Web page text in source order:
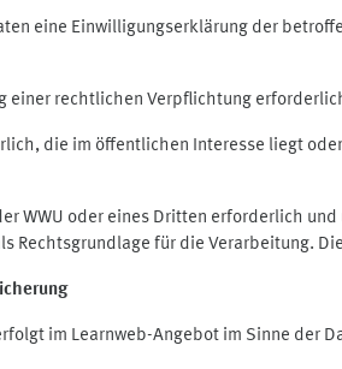
eine Einwilligungserklärung der
rechtlichen Verpflichtung
die im öffentlichen Interesse liegt
WWU oder eines Dritten erforderlich
Rechtsgrundlage für die Verarbeitung.
im Learnweb-Angebot im Sinne der